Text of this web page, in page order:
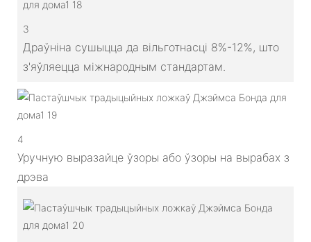
3
Драўніна сушыцца да вільготнасці 8%-12%, што
з'яўляецца міжнародным стандартам.
4
Уручную выразайце ўзоры або ўзоры на вырабах з
дрэва